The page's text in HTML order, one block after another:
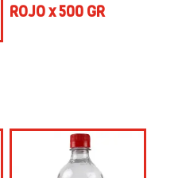
ROJO x 500 GR